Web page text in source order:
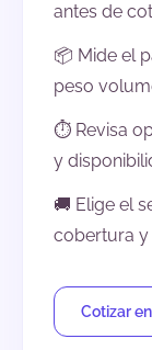
antes de
📦 Mide el
peso
⏱️ Revisa
y
🚚 Elige el
cobertura y
Cotizar